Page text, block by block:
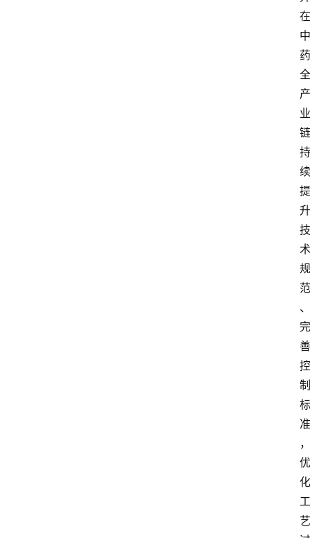
在
中
药
全
产
业
链
持
续
提
升
技
术
规
范
、
完
善
控
制
标
准
，
优
化
工
艺